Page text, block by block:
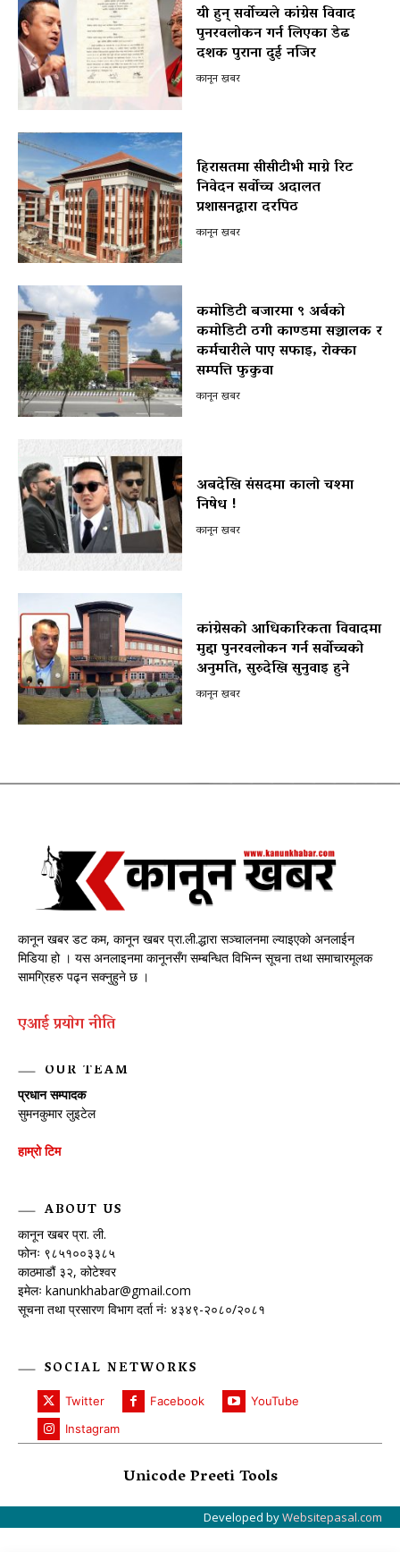
यी हुन् सर्वोच्चले कांग्रेस विवाद
पुनरवलोकन गर्न लिएका डेढ
दशक पुराना दुई नजिर
कानून खबर
हिरासतमा सीसीटीभी माग्ने रिट
निवेदन सर्वोच्च अदालत
प्रशासनद्वारा दरपिठ
कानून खबर
कमोडिटी बजारमा ९ अर्बको
कमोडिटी ठगी काण्डमा सञ्चालक र
कर्मचारीले पाए सफाइ, रोक्का
सम्पत्ति फुकुवा
कानून खबर
अबदेखि संसदमा कालो चश्मा
निषेध !
कानून खबर
कांग्रेसको आधिकारिकता विवादमा
मुद्दा पुनरवलोकन गर्न सर्वोच्चको
अनुमति, सुरुदेखि सुनुवाइ हुने
कानून खबर
कानून खबर डट कम, कानून खबर प्रा.ली.द्धारा सञ्चालनमा ल्याइएको अनलाईन
मिडिया हो । यस अनलाइनमा कानूनसँग सम्बन्धित विभिन्न सूचना तथा समाचारमूलक
सामग्रिहरु पढ्न सक्नुहुने छ ।
एआई प्रयाेग नीति
OUR TEAM
प्रधान सम्पादक
सुमनकुमार लुइटेल
हाम्रो टिम
ABOUT US
कानून खबर प्रा. ली.
फोनः ९८५१००३३८५
काठमाडौं ३२, कोटेश्वर
इमेलः kanunkhabar@gmail.com
सूचना तथा प्रसारण विभाग दर्ता नंः ४३४९-२०८०/२०८१
SOCIAL NETWORKS
Twitter Facebook
YouTube
Instagram
Unicode Preeti Tools
Developed byWebsitepasal.com